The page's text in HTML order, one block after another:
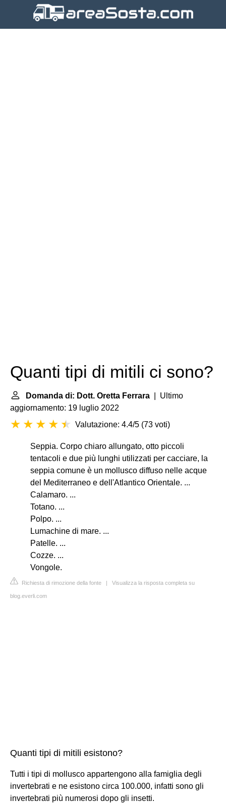
Quanti tipi di mitili ci sono?
Domanda di: Dott. Oretta Ferrara | Ultimo
aggiornamento: 19 luglio 2022
Valutazione: 4.4/5 (73 voti)
Seppia. Corpo chiaro allungato, otto piccoli
tentacoli e due più lunghi utilizzati per cacciare, la
seppia comune è un mollusco diffuso nelle acque
del Mediterraneo e dell'Atlantico Orientale. ...
Calamaro. ...
Totano. ...
Polpo. ...
Lumachine di mare. ...
Patelle. ...
Cozze. ...
Vongole.
Richiesta di rimozione della fonte | Visualizza la risposta completa su
blog.everli.com
Quanti tipi di mitili esistono?
Tutti i tipi di mollusco appartengono alla famiglia degli
invertebrati e ne esistono circa 100.000, infatti sono gli
invertebrati più numerosi dopo gli insetti.